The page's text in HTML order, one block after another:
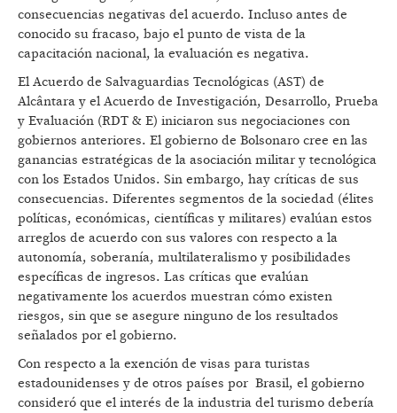
consecuencias negativas del acuerdo. Incluso antes de
conocido su fracaso, bajo el punto de vista de la
capacitación nacional, la evaluación es negativa.
El Acuerdo de Salvaguardias Tecnológicas (AST) de
Alcântara y el Acuerdo de Investigación, Desarrollo, Prueba
y Evaluación (RDT & E) iniciaron sus negociaciones con
gobiernos anteriores. El gobierno de Bolsonaro cree en las
ganancias estratégicas de la asociación militar y tecnológica
con los Estados Unidos. Sin embargo, hay críticas de sus
consecuencias. Diferentes segmentos de la sociedad (élites
políticas, económicas, científicas y militares) evalúan estos
arreglos de acuerdo con sus valores con respecto a la
autonomía, soberanía, multilateralismo y posibilidades
específicas de ingresos. Las críticas que evalúan
negativamente los acuerdos muestran cómo existen
riesgos, sin que se asegure ninguno de los resultados
señalados por el gobierno.
Con respecto a la exención de visas para turistas
estadounidenses y de otros países por Brasil, el gobierno
consideró que el interés de la industria del turismo debería